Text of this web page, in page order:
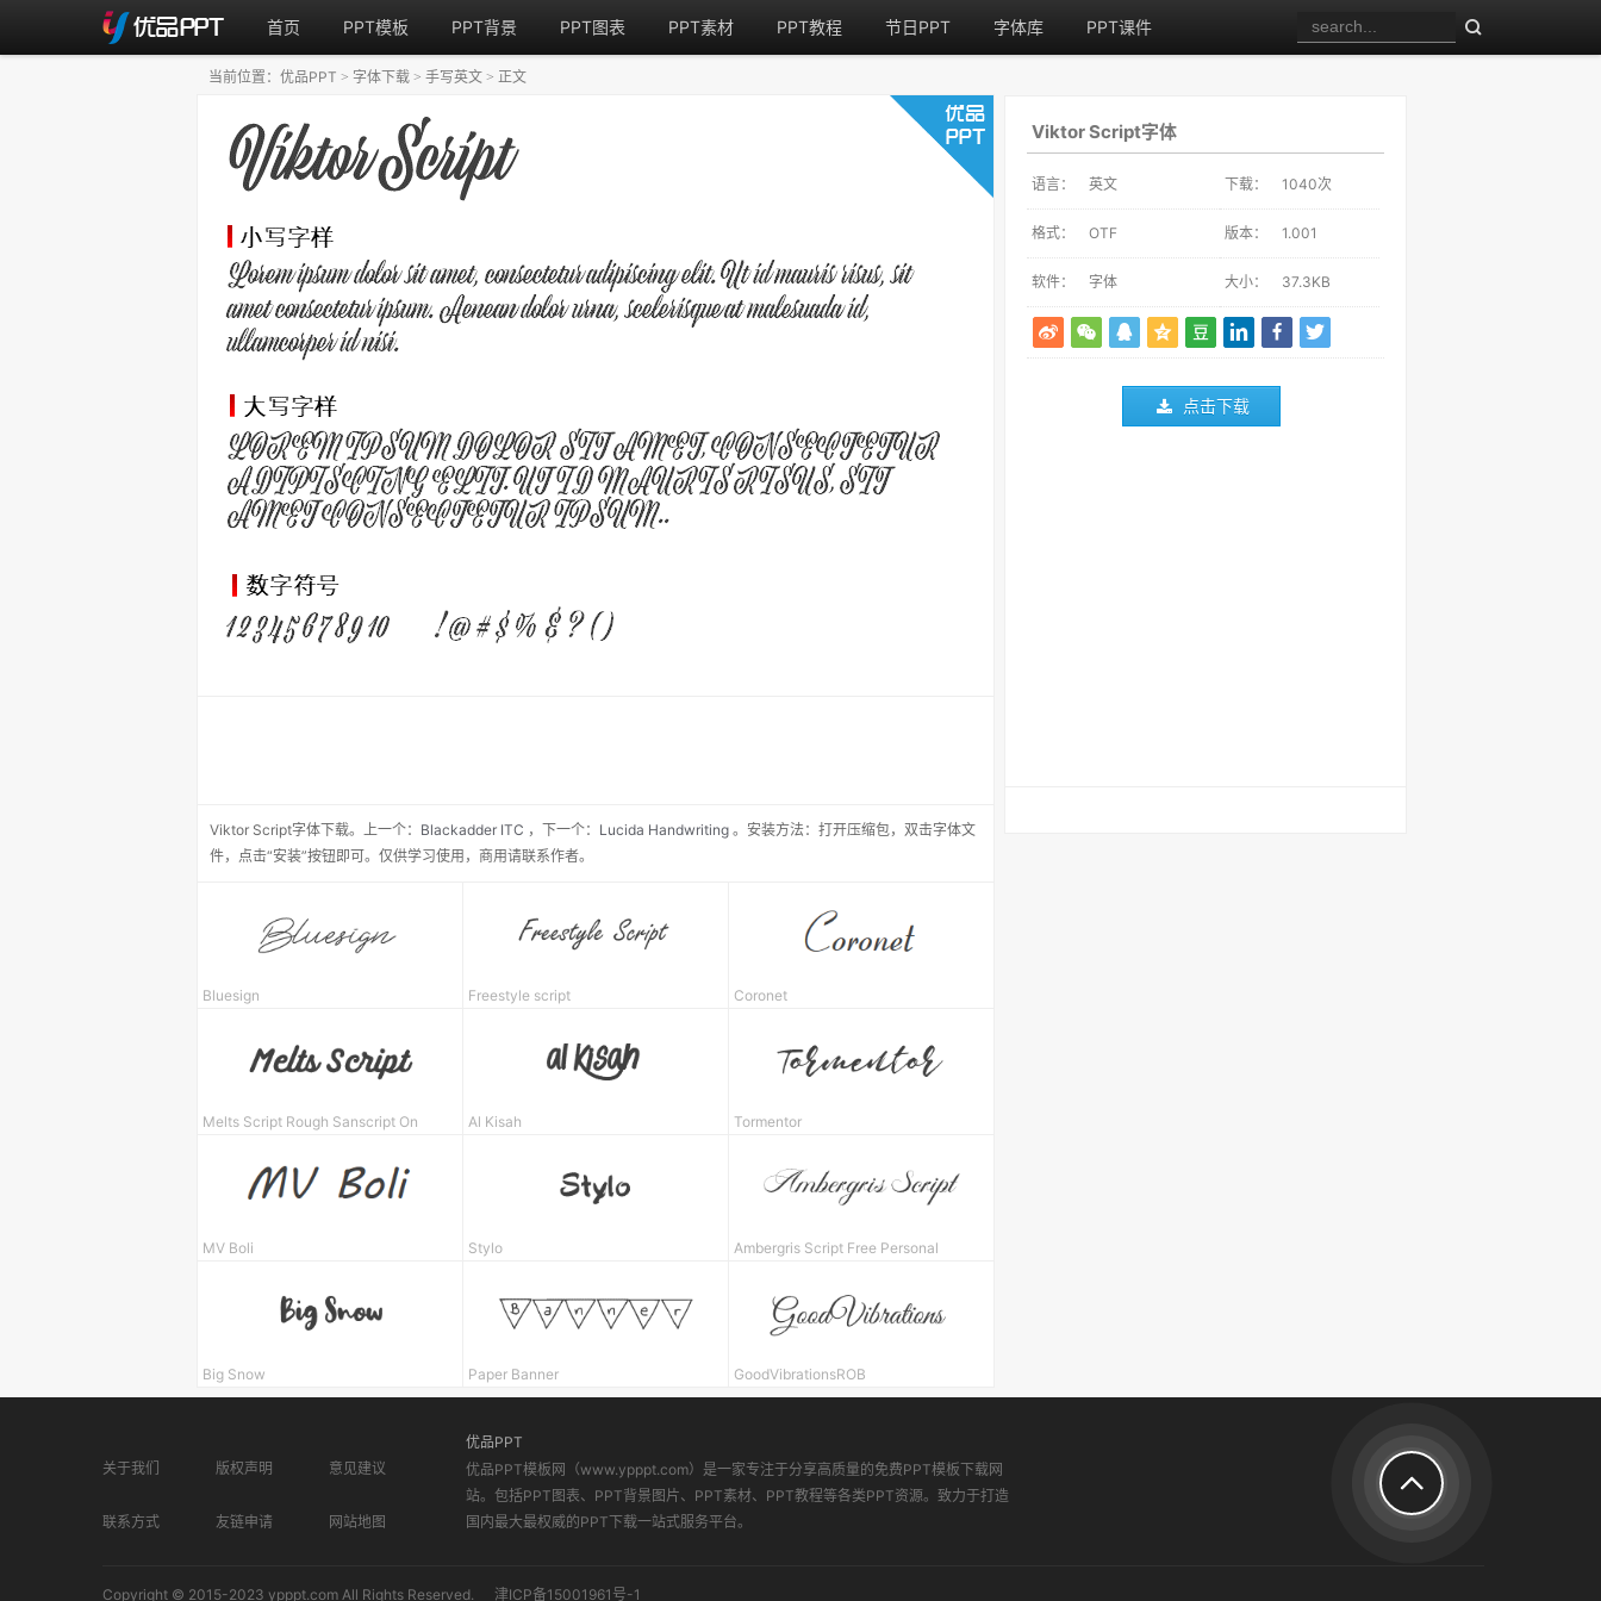
首页 PPT模板 PPT背景 PPT图表 PPT素材 PPT教程 节日PPT 字体库 PPT课件
Viktor Script字体
语言： 英文 下载： 1040次
格式： OTF 版本： 1.001
软件： 字体 大小： 37.3KB
点击下载
Viktor Script字体下载。 上一个： Blackadder ITC ， 下一个： Lucida Handwriting 。安装方法：打开压缩包，双击字体文
件，点击“安装”按钮即可。仅供学习使用，商用请联系作者。
当前位置： 优品PPT > 字体下载 > 手写英文 > 正文
Bluesign Freestyle script Coronet
Melts Script Rough Sanscript On Al Kisah Tormentor
MV Boli Stylo Ambergris Script Free Personal
Big Snow Paper Banner GoodVibrationsROB
关于我们 版权声明 意见建议
联系方式 友链申请 网站地图
优品PPT
优品PPT模板网（www.ypppt.com）是一家专注于分享高质量的免费PPT模板下载网
站。包括PPT图表、PPT背景图片、PPT素材、PPT教程等各类PPT资源。致力于打造
国内最大最权威的PPT下载一站式服务平台。
Copyright © 2015-2023 ypppt.com All Rights Reserved. 津ICP备15001961号-1